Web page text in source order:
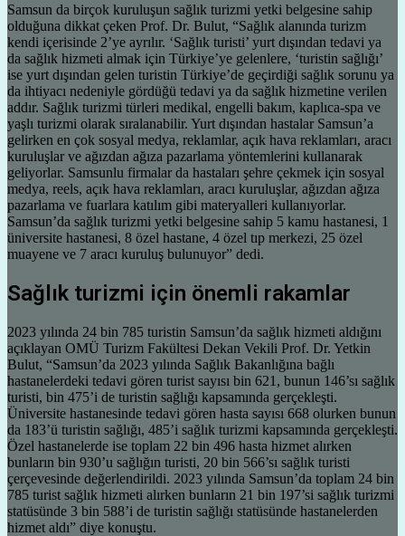
Samsun da birçok kuruluşun sağlık turizmi yetki belgesine sahip
olduğuna dikkat çeken Prof. Dr. Bulut, “Sağlık alanında turizm
kendi içerisinde 2’ye ayrılır. ‘Sağlık turisti’ yurt dışından tedavi ya
da sağlık hizmeti almak için Türkiye’ye gelenlere, ‘turistin sağlığı’
ise yurt dışından gelen turistin Türkiye’de geçirdiği sağlık sorunu ya
da ihtiyacı nedeniyle gördüğü tedavi ya da sağlık hizmetine verilen
addır. Sağlık turizmi türleri medikal, engelli bakım, kaplıca-spa ve
yaşlı turizmi olarak sıralanabilir. Yurt dışından hastalar Samsun’a
gelirken en çok sosyal medya, reklamlar, açık hava reklamları, aracı
kuruluşlar ve ağızdan ağıza pazarlama yöntemlerini kullanarak
geliyorlar. Samsunlu firmalar da hastaları şehre çekmek için sosyal
medya, reels, açık hava reklamları, aracı kuruluşlar, ağızdan ağıza
pazarlama ve fuarlara katılım gibi materyalleri kullanıyorlar.
Samsun’da sağlık turizmi yetki belgesine sahip 5 kamu hastanesi, 1
üniversite hastanesi, 8 özel hastane, 4 özel tıp merkezi, 25 özel
muayene ve 7 aracı kuruluş bulunuyor” dedi.
Sağlık turizmi için önemli rakamlar
2023 yılında 24 bin 785 turistin Samsun’da sağlık hizmeti aldığını
açıklayan OMÜ Turizm Fakültesi Dekan Vekili Prof. Dr. Yetkin
Bulut, “Samsun’da 2023 yılında Sağlık Bakanlığına bağlı
hastanelerdeki tedavi gören turist sayısı bin 621, bunun 146’sı sağlık
turisti, bin 475’i de turistin sağlığı kapsamında gerçekleşti.
Üniversite hastanesinde tedavi gören hasta sayısı 668 olurken bunun
da 183’ü turistin sağlığı, 485’i sağlık turizmi kapsamında gerçekleşti.
Özel hastanelerde ise toplam 22 bin 496 hasta hizmet alırken
bunların bin 930’u sağlığın turisti, 20 bin 566’sı sağlık turisti
çerçevesinde değerlendirildi. 2023 yılında Samsun’da toplam 24 bin
785 turist sağlık hizmeti alırken bunların 21 bin 197’si sağlık turizmi
statüsünde 3 bin 588’i de turistin sağlığı statüsünde hastanelerden
hizmet aldı” diye konuştu.